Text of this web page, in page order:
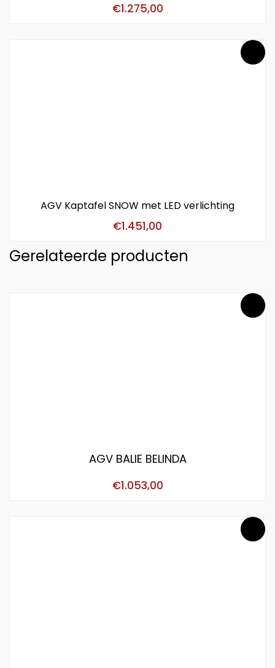
€1.275,00
AGV Kaptafel SNOW met LED verlichting
€1.451,00
Gerelateerde producten
AGV BALIE BELINDA
€1.053,00